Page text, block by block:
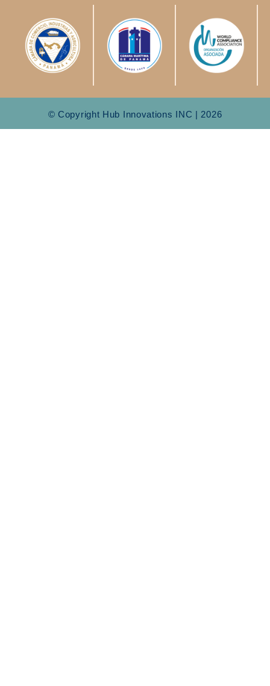
© Copyright Hub Innovations INC | 2026